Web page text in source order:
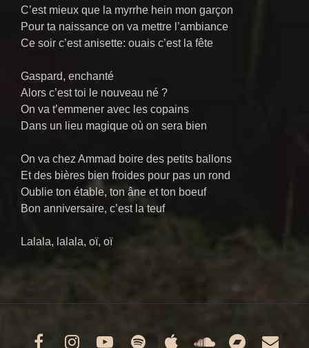
C’est mieux que la myrrhe hein mon garçon
Pour ta naissance on va mettre l’ambiance
Ce soir c’est anisette: ouais c’est la fête
Gaspard, enchanté
Alors c’est toi le nouveau né ?
On va t’emmener avec les copains
Dans un lieu magique où on sera bien
On va chez Ammad boire des petits ballons
Et des bières bien froides pour pas un rond
Oublie ton étable, ton âne et ton boeuf
Bon anniversaire, c’est la teuf
Lalala, lalala, oï, oï
Facebook
Instagram
Youtube
Spotify
Apple